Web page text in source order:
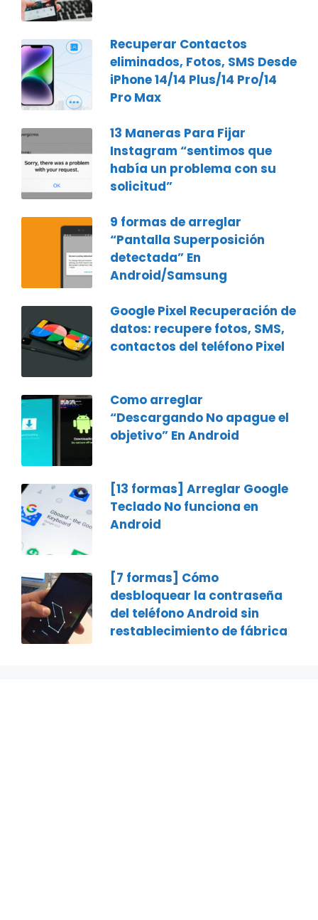
Recuperar Contactos
eliminados, Fotos, SMS Desde
iPhone 14/14 Plus/14 Pro/14
Pro Max
13 Maneras Para Fijar
Instagram “sentimos que
había un problema con su
solicitud”
9 formas de arreglar
“Pantalla Superposición
detectada” En
Android/Samsung
Google Pixel Recuperación de
datos: recupere fotos, SMS,
contactos del teléfono Pixel
Como arreglar
“Descargando No apague el
objetivo” En Android
[13 formas] Arreglar Google
Teclado No funciona en
Android
[7 formas] Cómo
desbloquear la contraseña
del teléfono Android sin
restablecimiento de fábrica